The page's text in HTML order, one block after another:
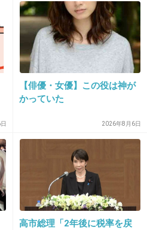
低そう。
+6 -2
える
+4
【俳優・女優】この役は神が
かっていた
2026年8月6日
高市総理「2年後に税率を戻